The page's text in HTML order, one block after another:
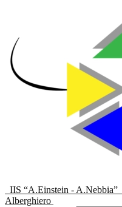
IIS “A.Einstein - A.Nebbia”
Alberghiero